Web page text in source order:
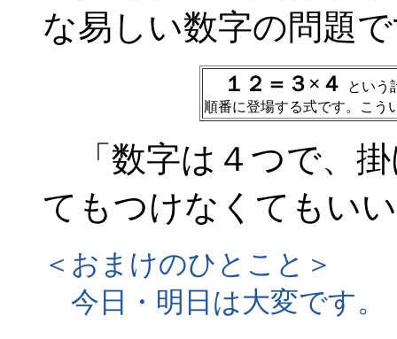
な易しい数字の問題
１２＝３×４
という
順番に登場する式です。こう
「数字は４つで、
てもつけなくてもい
＜おまけのひとこと＞
今日・明日は大変です。